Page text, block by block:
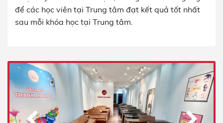
để các học viên tại Trung tâm đạt kết quả tốt nhất
sau mỗi khóa học tại Trung tâm.